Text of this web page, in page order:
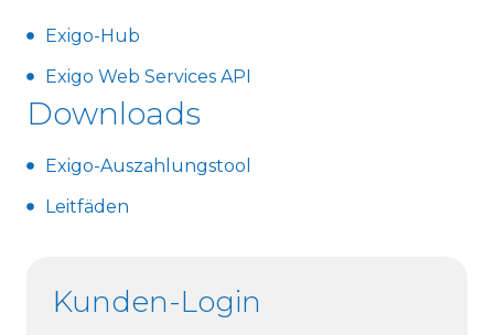
Exigo-Hub
Exigo Web Services API
Downloads
Exigo-Auszahlungstool
Leitfäden
Kunden-Login